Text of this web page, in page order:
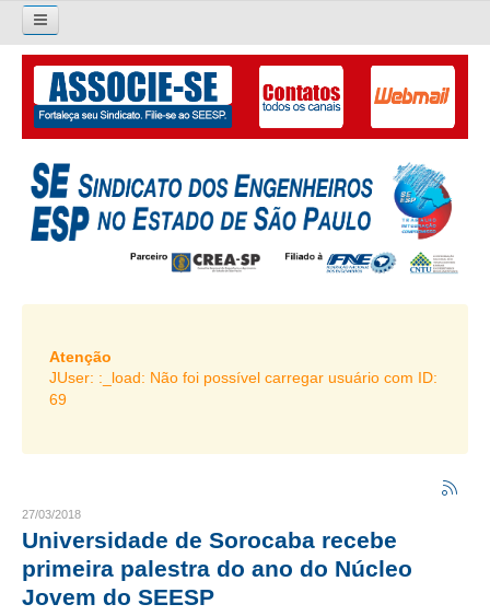
Pesquisar...
O SINDICATO
APRESENTAÇÃO
PALAVRA DO PRESIDENTE
DIRETORIA
LIVRO GESTÃO 2026-2029
SUBSEDES SINDICAIS
CRESCE BRASIL
CONSELHO TECNOLÓGICO
Atenção
JUser: :_load: Não foi possível carregar usuário com ID:
69
27/03/2018
Universidade de Sorocaba recebe
primeira palestra do ano do Núcleo
Jovem do SEESP